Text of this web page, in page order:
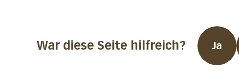
War diese Seite hilfreich? Ja